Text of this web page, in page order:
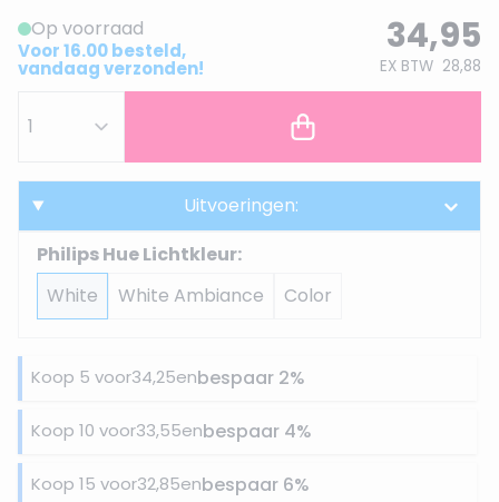
Op voorraad
Voor 16.00 besteld,
vandaag verzonden!
34,95
EX BTW 28,88
Uitvoeringen:
Philips Hue Lichtkleur:
White
White Ambiance Color
Koop 5 voor34,25enbespaar 2%
Koop 10 voor33,55enbespaar 4%
Koop 15 voor32,85enbespaar 6%